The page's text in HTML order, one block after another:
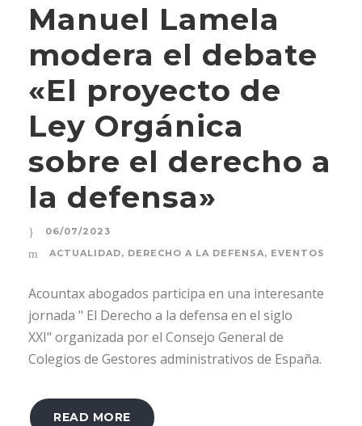
Manuel Lamela
modera el debate
«El proyecto de
Ley Orgánica
sobre el derecho a
la defensa»
06/07/2023
ACTUALIDAD, DERECHO A LA DEFENSA, EVENTOS
Acountax abogados participa en una interesante
jornada " El Derecho a la defensa en el siglo
XXI" organizada por el Consejo General de
Colegios de Gestores administrativos de España.
READ MORE